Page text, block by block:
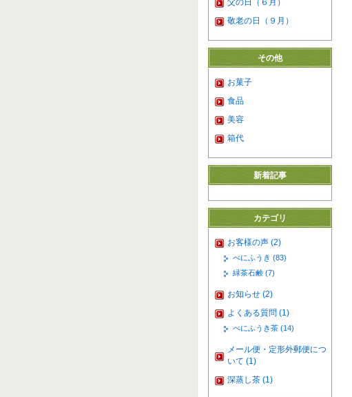
父の日（６月）
敬老の日（９月）
その他
お菓子
食品
美容
箱代
新着記事
カテゴリ
お客様の声 (2)
べにふうき (83)
緑茶石鹸 (7)
お知らせ (2)
よくある質問 (1)
べにふうき茶 (14)
メール便・定形外郵便につ
いて (1)
深蒸し茶 (1)